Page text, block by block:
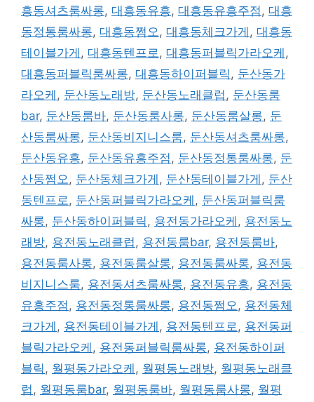
흥동셔츠룸싸롱, 대흥동유흥, 대흥동유흥주점 , 대흥
동정통룸싸롱, 대흥동쩜오 , 대흥동체크가게 , 대흥동
테이블가게 , 대흥동텐프로 , 대흥동퍼블릭가라오케 ,
대흥동퍼블릭룸싸롱, 대흥동하이퍼블릭 , 둔산동가
라오케 , 둔산동노래방, 둔산동노래클럽 , 둔산동룸
bar, 둔산동룸바, 둔산동룸사롱, 둔산동룸살롱, 둔
산동룸싸롱, 둔산동비지니스룸, 둔산동셔츠룸싸롱,
둔산동유흥, 둔산동유흥주점 , 둔산동정통룸싸롱, 둔
산동쩜오 , 둔산동체크가게 , 둔산동테이블가게 , 둔산
동텐프로 , 둔산동퍼블릭가라오케 , 둔산동퍼블릭룸
싸롱, 둔산동하이퍼블릭 , 용전동가라오케 , 용전동노
래방, 용전동노래클럽 , 용전동룸bar, 용전동룸바,
용전동룸사롱, 용전동룸살롱, 용전동룸싸롱, 용전동
비지니스룸, 용전동셔츠룸싸롱, 용전동유흥, 용전동
유흥주점 , 용전동정통룸싸롱, 용전동쩜오 , 용전동체
크가게 , 용전동테이블가게 , 용전동텐프로 , 용전동퍼
블릭가라오케 , 용전동퍼블릭룸싸롱, 용전동하이퍼
블릭 , 월평동가라오케 , 월평동노래방, 월평동노래클
럽 , 월평동룸bar, 월평동룸바, 월평동룸사롱, 월평